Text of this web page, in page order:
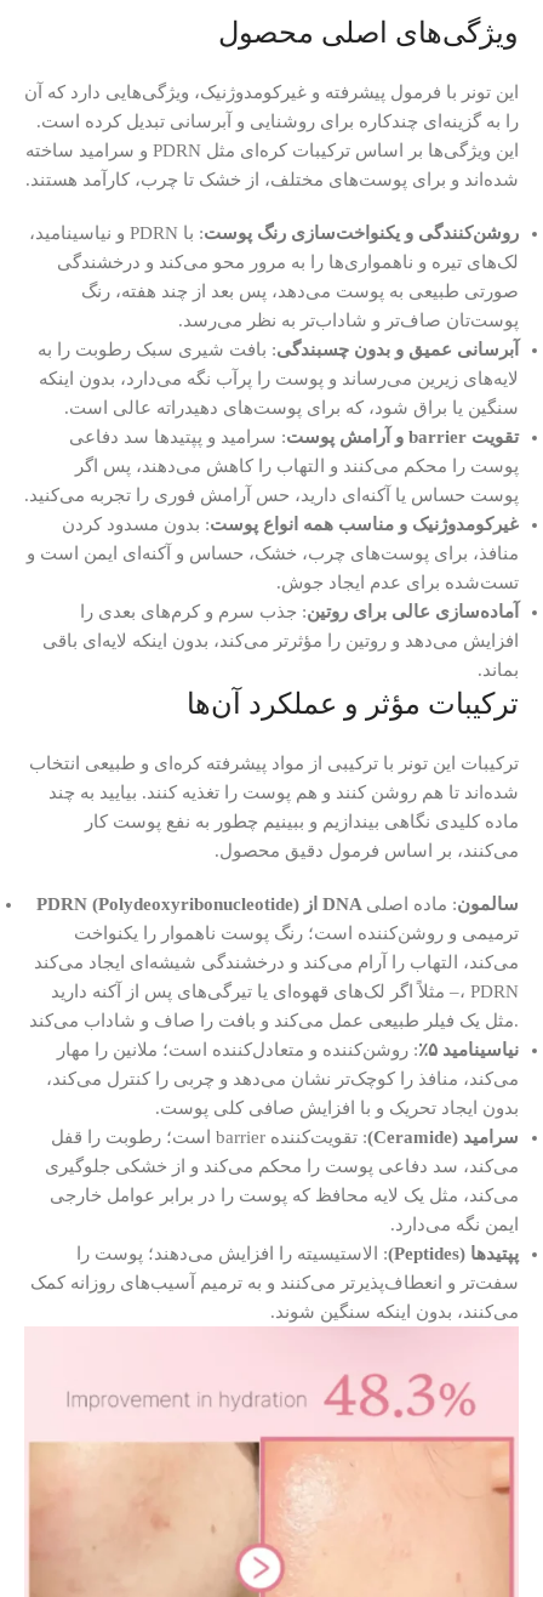
ویژگی‌های اصلی محصول
این تونر با فرمول پیشرفته و غیرکومدوژنیک، ویژگی‌هایی دارد که آن
را به گزینه‌ای چندکاره برای روشنایی و آبرسانی تبدیل کرده است.
این ویژگی‌ها بر اساس ترکیبات کره‌ای مثل PDRN و سرامید ساخته
شده‌اند و برای پوست‌های مختلف، از خشک تا چرب، کارآمد هستند.
روشن‌کنندگی و یکنواخت‌سازی رنگ پوست
: با PDRN و نیاسینامید،
لک‌های تیره و ناهمواری‌ها را به مرور محو می‌کند و درخشندگی
صورتی طبیعی به پوست می‌دهد، پس بعد از چند هفته، رنگ
پوست‌تان صاف‌تر و شاداب‌تر به نظر می‌رسد.
آبرسانی عمیق و بدون چسبندگی: بافت شیری سبک رطوبت را به
لایه‌های زیرین می‌رساند و پوست را پرآب نگه می‌دارد، بدون اینکه
سنگین یا براق شود، که برای پوست‌های دهیدراته عالی است.
تقویت barrier و آرامش پوست
: سرامید و پپتیدها سد دفاعی
پوست را محکم می‌کنند و التهاب را کاهش می‌دهند، پس اگر
پوست حساس یا آکنه‌ای دارید، حس آرامش فوری را تجربه می‌کنید.
غیرکومدوژنیک و مناسب همه انواع پوست: بدون مسدود کردن
منافذ، برای پوست‌های چرب، خشک، حساس و آکنه‌ای ایمن است و
تست‌شده برای عدم ایجاد جوش.
آماده‌سازی عالی برای روتین: جذب سرم و کرم‌های بعدی را
افزایش می‌دهد و روتین را مؤثرتر می‌کند، بدون اینکه لایه‌ای باقی
بماند.
ترکیبات مؤثر و عملکرد آن‌ها
ترکیبات این تونر با ترکیبی از مواد پیشرفته کره‌ای و طبیعی انتخاب
شده‌اند تا هم روشن کنند و هم پوست را تغذیه کنند. بیایید به چند
ماده کلیدی نگاهی بیندازیم و ببینیم چطور به نفع پوست کار
می‌کنند، بر اساس فرمول دقیق محصول.
PDRN (Polydeoxyribonucleotide) از DNA سالمون: ماده اصلی
ترمیمی و روشن‌کننده است؛ رنگ پوست ناهموار را یکنواخت
می‌کند، التهاب را آرام می‌کند و درخشندگی شیشه‌ای ایجاد می‌کند
– مثلاً اگر لک‌های قهوه‌ای یا تیرگی‌های پس از آکنه دارید، PDRN
مثل یک فیلر طبیعی عمل می‌کند و بافت را صاف و شاداب می‌کند.
نیاسینامید ۵٪
: روشن‌کننده و متعادل‌کننده است؛ ملانین را مهار
می‌کند، منافذ را کوچک‌تر نشان می‌دهد و چربی را کنترل می‌کند،
بدون ایجاد تحریک و با افزایش صافی کلی پوست.
سرامید (Ceramide)
: تقویت‌کننده barrier است؛ رطوبت را قفل
می‌کند، سد دفاعی پوست را محکم می‌کند و از خشکی جلوگیری
می‌کند، مثل یک لایه محافظ که پوست را در برابر عوامل خارجی
ایمن نگه می‌دارد.
پپتیدها (Peptides)
: الاستیسیته را افزایش می‌دهند؛ پوست را
سفت‌تر و انعطاف‌پذیرتر می‌کنند و به ترمیم آسیب‌های روزانه کمک
می‌کنند، بدون اینکه سنگین شوند.